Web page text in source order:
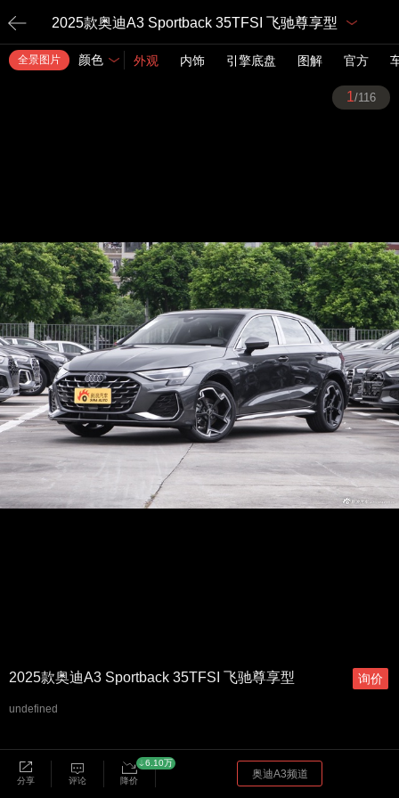
2025款奥迪A3 Sportback 35TFSI 飞驰尊享型
全景图片 颜色 外观 内饰 引擎底盘 图解 官方
1/116
2025款奥迪A3 Sportback 35TFSI 飞驰尊享型
undefined
分享 评论 降价
6.10万
奥迪A3频道
询价